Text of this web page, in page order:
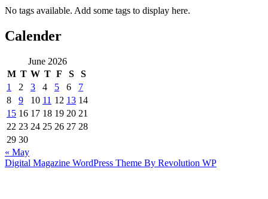
No tags available. Add some tags to display here.
Calender
June 2026
M T W T F S
S
1
2 3 4 5 6
7
8
9 10 11 12 13 14
15 16 17 18 19 20 21
22 23 24 25 26 27 28
29 30
« May
Digital Magazine WordPress Theme By Revolution WP